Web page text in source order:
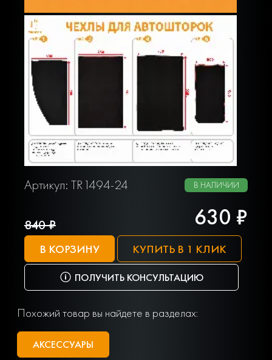
Артикул: TR1494-24 В НАЛИЧИИ
840 ₽ 630 ₽
В КОРЗИНУ КУПИТЬ В 1 КЛИК
ПОЛУЧИТЬ КОНСУЛЬТАЦИЮ
Похожий товар вы найдете в разделах:
АКСЕССУАРЫ